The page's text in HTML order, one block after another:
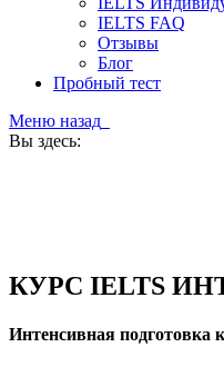
IELTS FAQ
Отзывы
Блог
Пробный тест
Меню назад
Вы здесь:
КУРС IELTS
Интенсивная подготовка